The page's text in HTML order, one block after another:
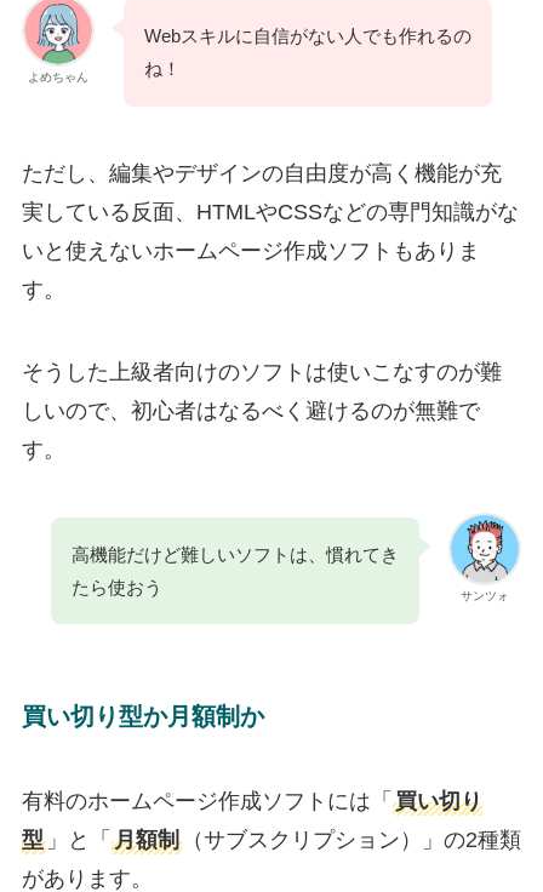
よめちゃん
Webスキルに自信がない人でも作れるの
ね！
ただし、編集やデザインの自由度が高く機能が充
実している反面、HTMLやCSSなどの専門知識がな
いと使えないホームページ作成ソフトもありま
す。
そうした上級者向けのソフトは使いこなすのが難
しいので、初心者はなるべく避けるのが無難で
す。
サンツォ
高機能だけど難しいソフトは、慣れてき
たら使おう
買い切り型か月額制か
有料のホームページ作成ソフトには「 買い切り
型」と「 月額制（サブスクリプション）」の2種類
があります。